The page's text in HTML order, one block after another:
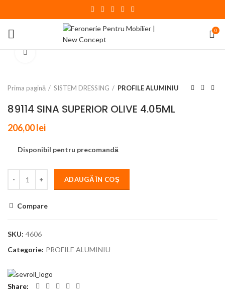
0
Prima pagină SISTEM DRESSING PROFILE ALUMINIU
89114 SINA SUPERIOR OLIVE 4.05ML
206,00lei
Disponibil pentru precomandă
ADAUGĂ ÎN COȘ
Compare
SKU: 4606
Categorie: PROFILE ALUMINIU
Share